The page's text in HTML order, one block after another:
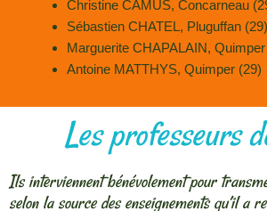
Christine CAMUS, Concarneau
Sébastien CHATEL, Pluguffan (29)
Marguerite CHAPALAIN,
Antoine MATTHYS, Quimper (29)
Les professeurs
Ils interviennent bénévolement pour
selon la source des enseignements qu’il a